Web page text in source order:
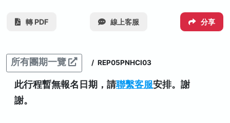
轉 PDF 線上客服 分享
所有團期一覽 / REP05PNHCI03
此行程暫無報名日期，請聯繫客服安排。謝
謝。